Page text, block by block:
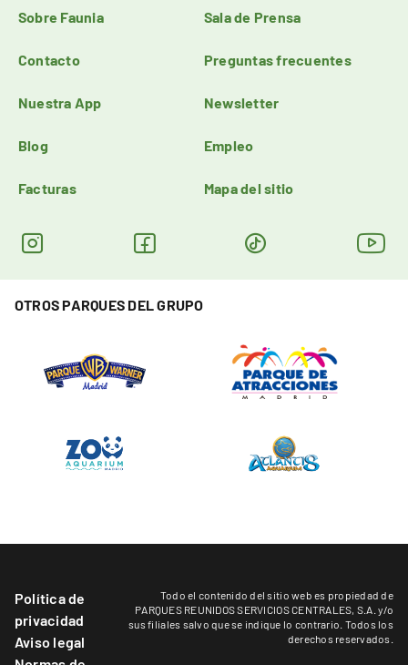
Sobre Faunia Sala de Prensa
Contacto Preguntas frecuentes
Nuestra App Newsletter
Blog Empleo
Facturas Mapa del sitio
OTROS PARQUES DEL GRUPO
Política de
privacidad
Aviso legal
Todo el contenido del sitio web es propiedad de
PARQUES REUNIDOS SERVICIOS CENTRALES, S.A. y/o
sus filiales salvo que se indique lo contrario. Todos los
derechos reservados.